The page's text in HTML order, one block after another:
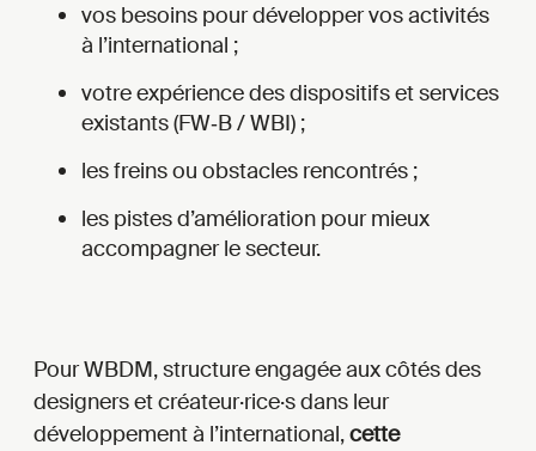
vos besoins pour développer vos activités
à l’international ;
votre expérience des dispositifs et services
existants (FW‑B / WBI) ;
les freins ou obstacles rencontrés ;
les pistes d’amélioration pour mieux
accompagner le secteur.
Pour WBDM, structure engagée aux côtés des
designers et créateur·rice·s dans leur
développement à l’international,cette